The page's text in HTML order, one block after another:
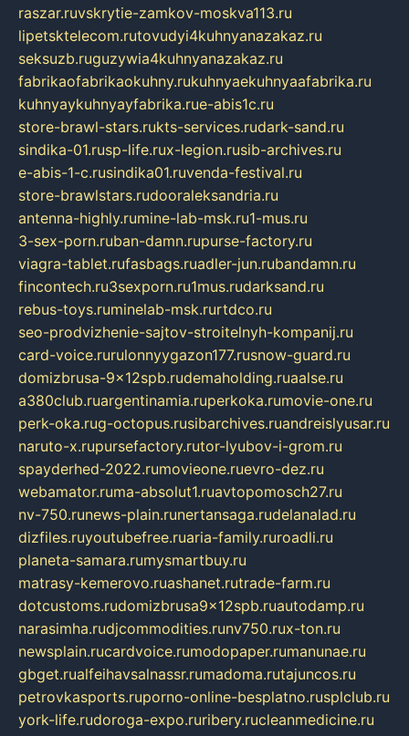
raszar.ruvskrytie-zamkov-moskva113.ru
lipetsktelecom.rutovudyi4kuhnyanazakaz.ru
seksuzb.ruguzywia4kuhnyanazakaz.ru
fabrikaofabrikaokuhny.rukuhnyaekuhnyaafabrika.ru
kuhnyaykuhnyayfabrika.rue-abis1c.ru
store-brawl-stars.rukts-services.rudark-sand.ru
sindika-01.rusp-life.rux-legion.rusib-archives.ru
e-abis-1-c.rusindika01.ruvenda-festival.ru
store-brawlstars.rudooraleksandria.ru
antenna-highly.rumine-lab-msk.ru1-mus.ru
3-sex-porn.ruban-damn.rupurse-factory.ru
viagra-tablet.rufasbags.ruadler-jun.rubandamn.ru
fincontech.ru3sexporn.ru1mus.rudarksand.ru
rebus-toys.ruminelab-msk.rurtdco.ru
seo-prodvizhenie-sajtov-stroitelnyh-kompanij.ru
card-voice.rurulonnyygazon177.rusnow-guard.ru
domizbrusa-9x12spb.rudemaholding.ruaalse.ru
a380club.ruargentinamia.ruperkoka.rumovie-one.ru
perk-oka.rug-octopus.rusibarchives.ruandreislyusar.ru
naruto-x.rupursefactory.rutor-lyubov-i-grom.ru
spayderhed-2022.rumovieone.ruevro-dez.ru
webamator.ruma-absolut1.ruavtopomosch27.ru
nv-750.runews-plain.runertansaga.rudelanalad.ru
dizfiles.ruyoutubefree.ruaria-family.ruroadli.ru
planeta-samara.rumysmartbuy.ru
matrasy-kemerovo.ruashanet.rutrade-farm.ru
dotcustoms.rudomizbrusa9x12spb.ruautodamp.ru
narasimha.rudjcommodities.runv750.rux-ton.ru
newsplain.rucardvoice.rumodopaper.rumanunae.ru
gbget.rualfeihavsalnassr.rumadoma.rutajuncos.ru
petrovkasports.ruporno-online-besplatno.rusplclub.ru
york-life.rudoroga-expo.ruribery.rucleanmedicine.ru